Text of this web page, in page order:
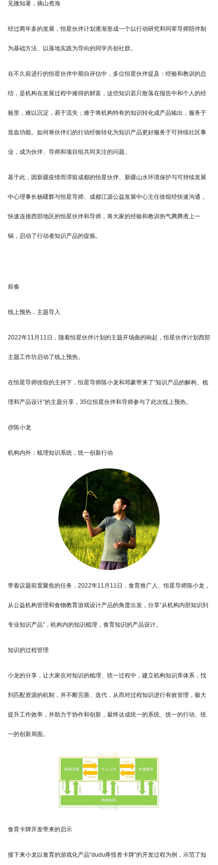
见微知著，摘山煮海
经过两年多的发展，恒星伙伴计划逐渐形成一个以行动研究和同辈导师陪伴制
为基础方法、以落地实践为导向的同学共创社群。
在不久前进行的恒星伙伴中期自评估中，多位恒星伙伴提及：经验和教训的总
结，是机构在发展过程中难得的财富，这些知识若只散落在报告中和个人的经
验里，难以沉淀，易于流失；难于将机构特有的知识转化成产品输出，服务于
造血功能。如何将伙伴们的行动经验转化为知识产品更好服务于可持续社区事
业，成为伙伴、导师和项目组共同关注的问题。
基于此，因新疆疫情而滞留成都的恒星伙伴、新疆山水环境保护与可持续发展
中心理事长杨曙辉与恒星导师、成都江源公益发展中心主任徐煊经快速沟通，
快速连接西部地区的恒星伙伴和导师，将大家的经验和教训热气腾腾煮上一
锅，启动了行动者知识产品的提炼。
前奏
线上预热，主题导入
2022年11月11日，随着恒星伙伴计划的主题开场曲的响起，恒星伙伴计划西部
主题工作坊启动了线上预热。
在恒星导师徐煊的主持下，恒星导师陈小龙和邓豪带来了“知识产品的解构、梳
理和产品设计”的主题分享，35位恒星伙伴和导师参与了此次线上预热。
@陈小龙
机构内外：梳理知识系统，统一创新行动
带着议题前置聚焦的任务，2022年11月11日，食育推广人、恒星导师陈小龙，
从公益机构管理和食物教育游戏设计产品的角度出发，分享“从机构内部知识到
专业知识产品”，机构内的知识梳理，食育知识的产品设计。
知识的过程管理
小龙的分享，让大家在对知识的梳理、统一过程中，建立机构知识库体系，找
到匹配资源的机制，并不断完善、迭代，从而对过程知识进行有效管理，极大
提升工作效率，并助力于协作和创新，最终达成统一的系统、统一的行动、统
一的创新局面。
食育卡牌开发带来的启示
接下来小龙以食育的游戏化产品“dudu疼怪兽卡牌”的开发过程为例，示范了知